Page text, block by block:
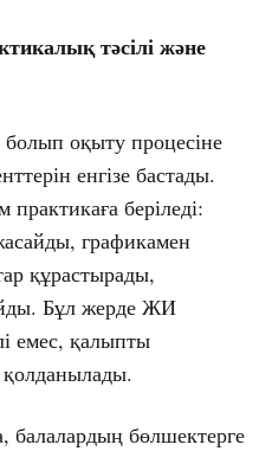
тәсілі және
оқыту процесіне
енгізе бастады.
беріледі:
графикамен
құрастырады,
Бұл жерде ЖИ
емес, қалыпты
қолданылады.
балалардың бөлшектерге